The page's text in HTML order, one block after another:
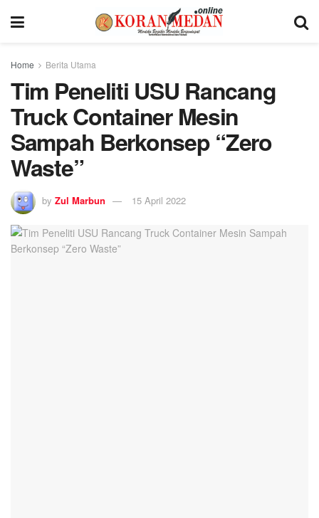
Home Berita Utama
Tim Peneliti USU Rancang
Truck Container Mesin
Sampah Berkonsep “Zero
Waste”
by Zul Marbun 15 April 2022